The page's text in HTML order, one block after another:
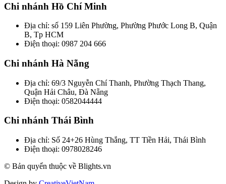
Chi nhánh Hồ Chí Minh
Địa chỉ: số 159 Liên Phường, Phường Phước Long B, Quận
B, Tp HCM
Điện thoại: 0987 204 666
Chi nhánh Hà Nẵng
Địa chỉ: 69/3 Nguyễn Chí Thanh, Phường Thạch Thang,
Quận Hải Châu, Đà Nẵng
Điện thoại: 0582044444
Chi nhánh Thái Bình
Địa chỉ: Số 24+26 Hùng Thắng, TT Tiền Hải, Thái Bình
Điện thoại: 0978028246
© Bản quyển thuộc về Blights.vn